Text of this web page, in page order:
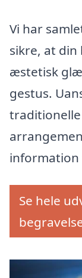
Vi har
sikre, at din
æstetisk
gestus.
Se hele